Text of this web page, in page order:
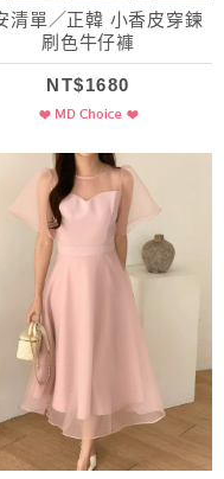
清單／正韓 小香皮穿鍊
刷色牛仔褲
NT$1680